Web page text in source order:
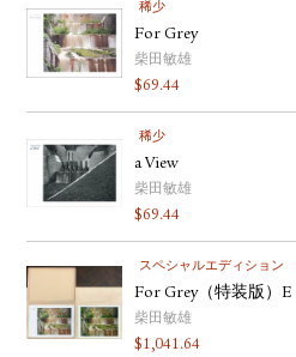
稀少
For Grey
柴田敏雄
$69.44
稀少
a View
柴田敏雄
$69.44
スペシャルエディション
For Grey（特装版）E
柴田敏雄
$1,041.64